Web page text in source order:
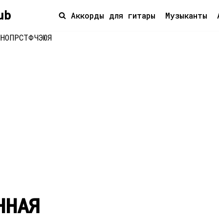
Аккорды для гитары Музыканты
НОПРСТФЧЭЮЯ